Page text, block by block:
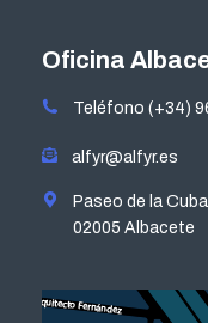
Oficina
Teléfono (+34)
alfyr@alfyr.es
Paseo de la
02005 Albacete
opens
new
opens
new
opens
new new